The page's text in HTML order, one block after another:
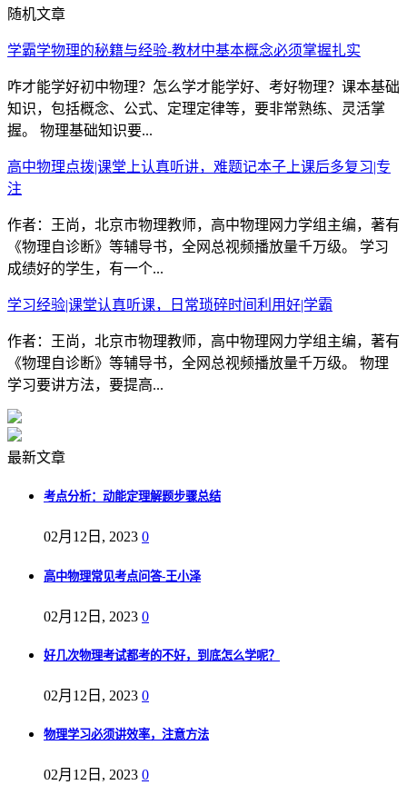
随机文章
学霸学物理的秘籍与经验-教材中基本概念必须掌握扎实
咋才能学好初中物理？怎么学才能学好、考好物理？课本基础
知识，包括概念、公式、定理定律等，要非常熟练、灵活掌
握。 物理基础知识要...
高中物理点拨|课堂上认真听讲，难题记本子上课后多复习|专
注
作者：王尚，北京市物理教师，高中物理网力学组主编，著有
《物理自诊断》等辅导书，全网总视频播放量千万级。 学习
成绩好的学生，有一个...
学习经验|课堂认真听课，日常琐碎时间利用好|学霸
作者：王尚，北京市物理教师，高中物理网力学组主编，著有
《物理自诊断》等辅导书，全网总视频播放量千万级。 物理
学习要讲方法，要提高...
最新文章
考点分析：动能定理解题步骤总结
02月12日, 2023 0
高中物理常见考点问答-王小泽
02月12日, 2023 0
好几次物理考试都考的不好，到底怎么学呢？
02月12日, 2023 0
物理学习必须讲效率，注意方法
02月12日, 2023 0